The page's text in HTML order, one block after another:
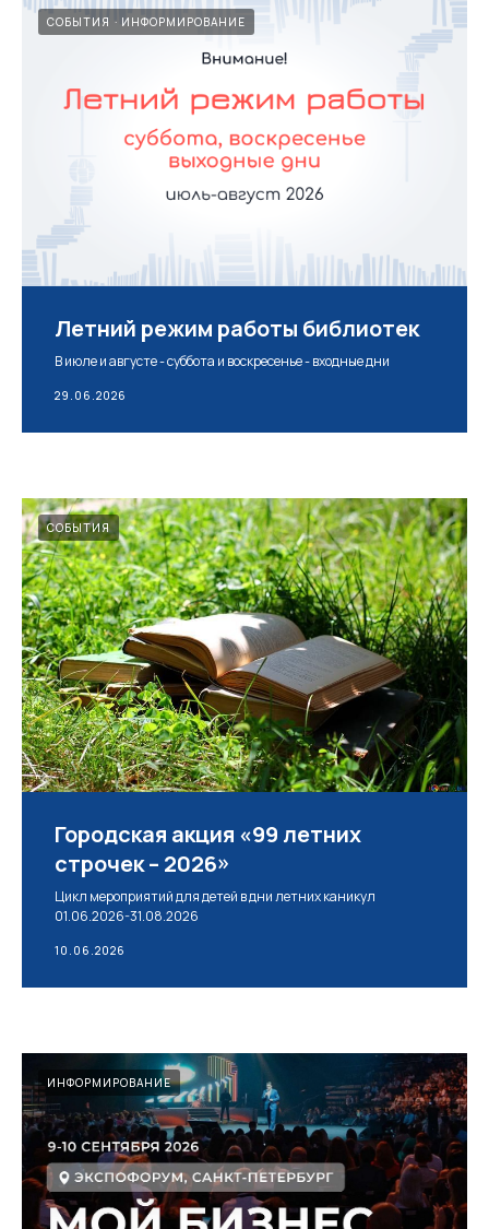
СОБЫТИЯ ИНФОРМИРОВАНИЕ
Летний режим работы библиотек
В июле и августе - суббота и воскресенье - входные дни
29.06.2026
СОБЫТИЯ
Городская акция «99 летних
строчек – 2026»
Цикл мероприятий для детей в дни летних каникул
01.06.2026-31.08.2026
10.06.2026
ИНФОРМИРОВАНИЕ